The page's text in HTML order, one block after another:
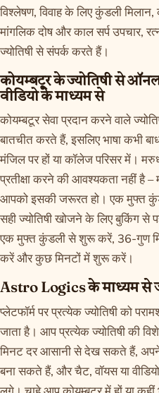
विश्लेषण, विवाह के लिए कुंडली मिलान,
मांगलिक दोष और काल सर्प उपचार,
ज्योतिषी से संपर्क करते हैं।
कोयम्बटूर के ज्योतिषी से
वीडियो के माध्यम से
कोयम्बटूर सेवा प्रदान करने वाले
बातचीत करते हैं, इसलिए भाषा कभी
मंजिल पर हों या कॉलेज परिसर में।
प्रतीक्षा करने की आवश्यकता नहीं है –
आपको इसकी जरूरत हो। एक मुफ्त
सही ज्योतिषी खोजने के लिए बुकिंग से
एक मुफ्तकुंडलीसे शुरू करें, 36-गुण
करेंऔर कुछ मिनटों में शुरू करें।
Astro Logics के माध्यम से
प्लेटफॉर्म पर प्रत्येक ज्योतिषी को
जाता है। आप प्रत्येक ज्योतिषी की
मिनट दर आसानी से देख सकते हैं,
बना सकते हैं, और चैट, वॉयस या